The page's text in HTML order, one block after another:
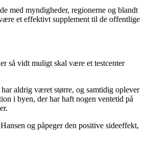
med myndigheder, regionerne og blandt
et effektivt supplement til de offentlige
så vidt muligt skal være et testcenter
aldrig været større, og samtidig oplever
i byen, der har haft nogen ventetid på
og påpeger den positive sideeffekt,